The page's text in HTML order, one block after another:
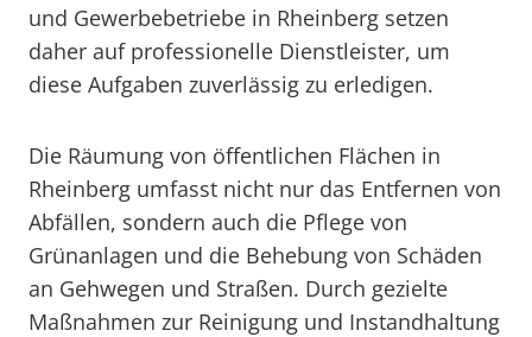
und Gewerbebetriebe in Rheinberg setzen
daher auf professionelle Dienstleister, um
diese Aufgaben zuverlässig zu erledigen.
Die Räumung von öffentlichen Flächen in
Rheinberg umfasst nicht nur das Entfernen von
Abfällen, sondern auch die Pflege von
Grünanlagen und die Behebung von Schäden
an Gehwegen und Straßen. Durch gezielte
Maßnahmen zur Reinigung und Instandhaltung